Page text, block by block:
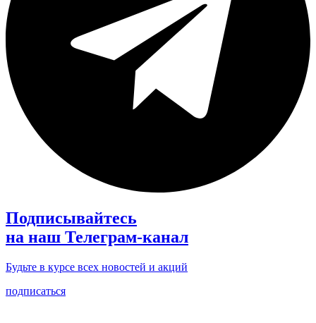
Подписывайтесь
на наш Телеграм-канал
Будьте в курсе всех новостей и акций
подписаться